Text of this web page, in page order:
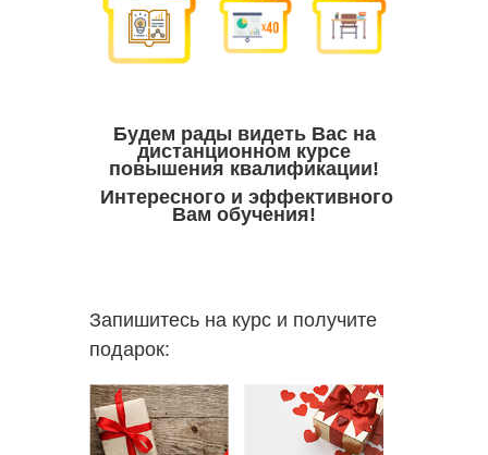
Будем рады видеть Вас на
дистанционном курсе
повышения квалификации!
Интересного и эффективного
Вам обучения!
Запишитесь на курс и получите
подарок: